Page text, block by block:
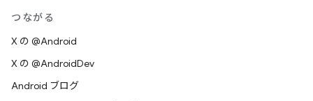
つながる
X の @Android
X の @AndroidDev
Android ブログ